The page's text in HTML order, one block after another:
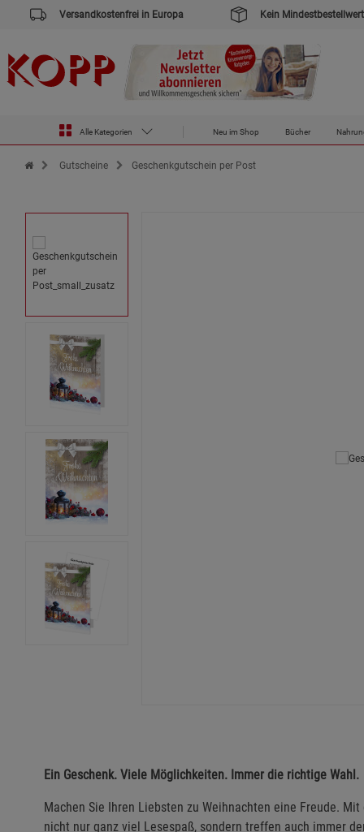
Versandkostenfrei in Europa Kein Mindestbestellwert
Alle Kategorien Neu im Shop Bücher
Zur Startseite des Kopp Verlag Online-Shop
Gutscheine Geschenkgutschein per Post
Ein Geschenk. Viele Möglichkeiten. Immer die richtige Wahl.
Machen Sie Ihren Liebsten zu Weihnachten eine Freude.
nicht nur ganz viel Lesespaß, sondern treffen auch immer